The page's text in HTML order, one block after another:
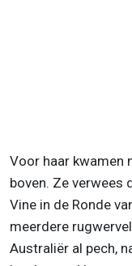
Voor haar kwamen
boven. Ze verwees
Vine in de Ronde
meerdere
Australiër al pech,